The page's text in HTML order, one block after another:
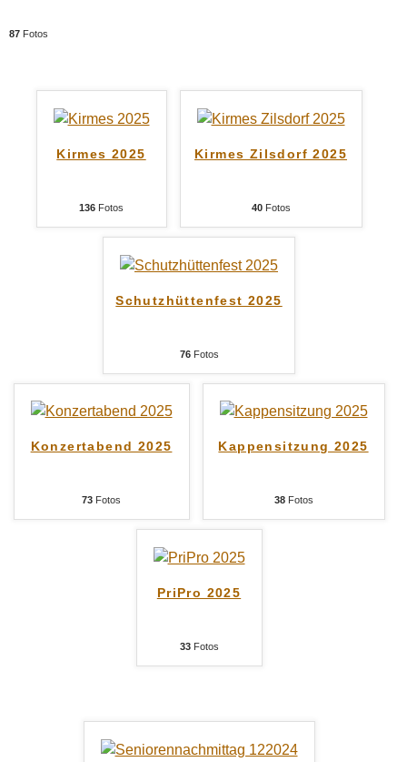
87 Fotos
Kirmes 2025
136 Fotos
Kirmes Zilsdorf 2025
40Fotos
Schutzhüttenfest 2025
76Fotos
Konzertabend 2025
73 Fotos
Kappensitzung 2025
38Fotos
PriPro 2025
33Fotos